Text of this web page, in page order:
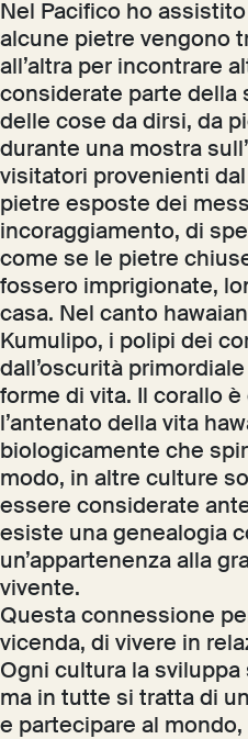
Nel Pacifico ho
alcune pietre vengono
all’altra per incontrare
considerate parte della
delle cose da dirsi, da
durante una mostra
visitatori provenienti
pietre esposte dei
incoraggiamento, di
come se le pietre
fossero imprigionate,
casa. Nel canto
Kumulipo, i polipi dei
dall’oscurità
forme di vita. Il corallo
l’antenato della vita
biologicamente che
modo, in altre culture
essere considerate
esiste una genealogia
un’appartenenza alla
vivente.
Questa connessione
vicenda, di vivere in
Ogni cultura la
ma in tutte si tratta di
e partecipare al